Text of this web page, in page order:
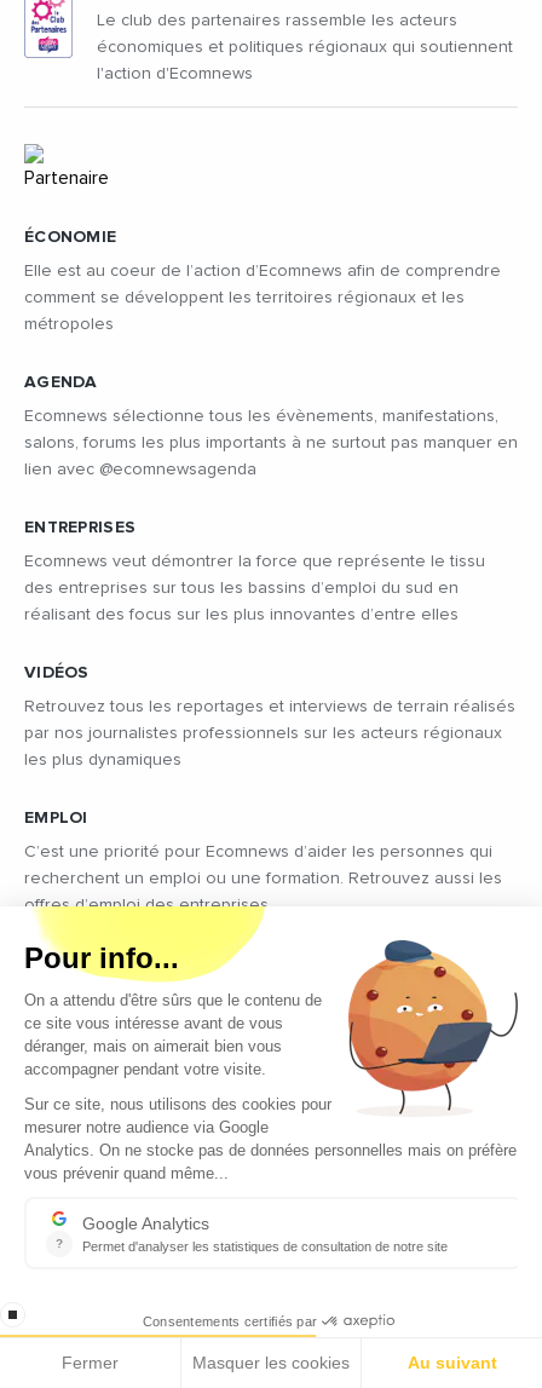
ÉCONOMIE
Elle est au coeur de l’action d’Ecomnews afin de comprendre
comment se développent les territoires régionaux et les
métropoles
AGENDA
Ecomnews sélectionne tous les évènements, manifestations,
salons, forums les plus importants à ne surtout pas manquer en
lien avec @ecomnewsagenda
ENTREPRISES
Ecomnews veut démontrer la force que représente le tissu
des entreprises sur tous les bassins d’emploi du sud en
réalisant des focus sur les plus innovantes d’entre elles
VIDÉOS
Retrouvez tous les reportages et interviews de terrain réalisés
par nos journalistes professionnels sur les acteurs régionaux
les plus dynamiques
EMPLOI
C’est une priorité pour Ecomnews d’aider les personnes qui
recherchent un emploi ou une formation. Retrouvez aussi les
offres d’emploi des entreprises
DÉCIDEURS
Quels sont les décideurs qui font l’actualité économique et
politique des régions du Sud
Le club des partenaires rassemble les acteurs
économiques et politiques régionaux qui soutiennent
l'action d'Ecomnews
Qui sommes-nous ?
Mentions légales
Conditions générales d’utilisation